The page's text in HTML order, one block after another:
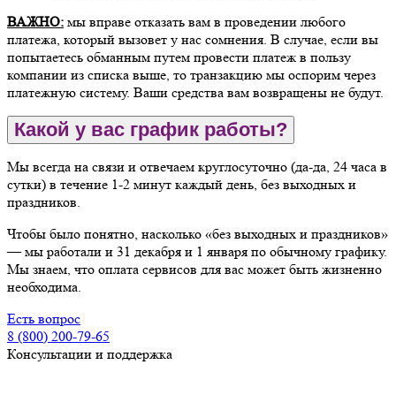
ВАЖНО: мы вправе отказать вам в проведении любого
платежа, который вызовет у нас сомнения. В случае, если вы
попытаетесь обманным путем провести платеж в пользу
компании из списка выше, то транзакцию мы оспорим через
платежную систему. Ваши средства вам возвращены не будут.
Какой у вас график работы?
Мы всегда на связи и отвечаем круглосуточно (да-да, 24 часа в
сутки) в течение 1-2 минут каждый день, без выходных и
праздников.
Чтобы было понятно, насколько «без выходных и праздников»
— мы работали и 31 декабря и 1 января по обычному графику.
Мы знаем, что оплата сервисов для вас может быть жизненно
необходима.
Есть вопрос
8 (800) 200-79-65
Консультации и поддержка